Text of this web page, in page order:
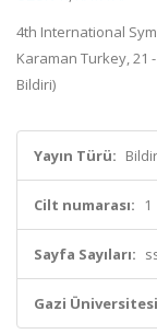
4th International
Karaman Turkey, 21
Bildiri)
Yayın Türü:
Cilt numarası: 1
Sayfa Sayıları:
Gazi